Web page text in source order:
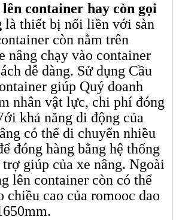
container hay còn gọi
là thiết bị nối liền với sàn
còn nằm trên
nâng chạy vào container
dễ dàng. Sử dụng Cầu
giúp Quý doanh
nhân vật lực, chi phí đóng
khả năng di động của
có thể di chuyển nhiều
đóng hàng bằng hệ thống
giúp của xe nâng. Ngoài
lên container còn có thể
chiều cao của romooc dao